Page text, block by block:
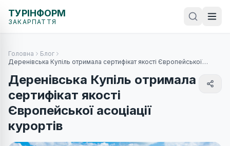
ТУРІНФОРМ
ЗАКАРПАТТЯ
Головна
Блог
Деренівська Купіль отримала сертифікат якості Європейської
Деренівська Купіль отримала
сертифікат якості
Європейської асоціації
курортів